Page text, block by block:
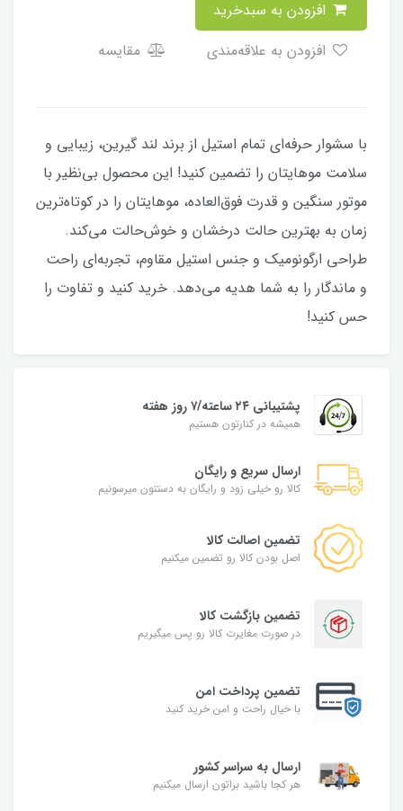
مقایسه
با سشوار حرفه‌ای تمام استیل از برند لند گیرین، زیبایی و
سلامت موهایتان را تضمین کنید! این محصول بی‌نظیر با
موتور سنگین و قدرت فوق‌العاده، موهایتان را در کوتاه‌ترین
زمان به بهترین حالت درخشان و خوش‌حالت می‌کند.
طراحی ارگونومیک و جنس استیل مقاوم، تجربه‌ای راحت
و ماندگار را به شما هدیه می‌دهد. خرید کنید و تفاوت را
حس کنید!
پشتیبانی ۲۴ ساعته/۷ روز هفته
همیشه در کنارتون هستیم
ارسال سریع و رایگان
کالا رو خیلی زود و رایگان به دستتون میرسونیم
تضمین اصالت کالا
اصل بودن کالا رو تضمین میکنیم
تضمین بازگشت کالا
در صورت مغایرت کالا رو پس میگیریم
تضمین پرداخت امن
با خیال راحت و امن خرید کنید
ارسال به سراسر کشور
هر کجا باشید براتون ارسال میکنیم